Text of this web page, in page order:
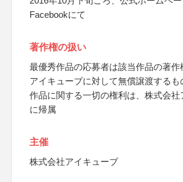
Facebookにて
著作権の扱い
最優秀作品の応募者は該当作品の著作
アイキューブに対して無償譲渡するも
作品に関する一切の権利は、株式会社
に帰属
主催
株式会社アイキューブ